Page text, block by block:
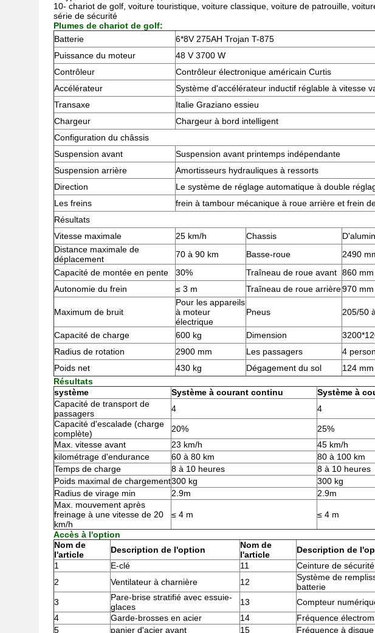
10- chariot de golf, voiture touristique, voiture classique, voiture de patrouille,
série de sécurité
Plumes de chariot de golf:
Batterie
6*8V 275AH Trojan T-875
Puissance du moteur
48 V 3700 W
Contrôleur
Contrôleur électronique américain Curtis
Accélérateur
Système d'accélérateur inductif réglable à vitesse
Transaxe
Italie Graziano essieu
Chargeur
Chargeur à bord intelligent
Configuration du châssis
Suspension avant
Suspension avant printemps indépendante
Suspension arrière
Amortisseurs hydrauliques à ressorts
Direction
Le système de réglage automatique à double
Les freins
frein à tambour mécanique à roue arrière et frein
Résultats
Vitesse maximale
25 km/h Chassis
Distance maximale de
déplacement
70 à 90 km Basse-roue
2490
Capacité de montée en pente
30% Traîneau de roue avant 860 mm
Autonomie du frein
≤ 3 m Traîneau de roue arrière970 mm
Maximum de bruit
Pour les appareils
à moteur
électrique
Pneus 205/50
Capacité de charge 600 kg Dimension
Radius de rotation
2900 mm Les passagers
4
Poids net
430 kg Dégagement du sol
124 mm
Résultats
système
Système à courant continu
Système à
Capacité de transport de
passagers
4
4
Capacité d'escalade (charge
complète)
20%
25%
Max. vitesse avant
23 km/h
45 km/h
kilométrage d'endurance
60 à 80 km
80 à 100 km
Temps de charge
8 à 10 heures
8 à 10 heures
Poids maximal de chargement300 kg
300 kg
Radius de virage min
2.9m
2.9m
Max. mouvement après
freinage à une vitesse de 20
km/h
≤ 4 m ≤ 4 m
Accès à l'option
Nom de
l'article
Description de l'option
Nom de
l'article
Description de
1
E-clé 11
Ceinture de
2
Ventilateur à charnière 12
Système de
batterie
3
Pare-brise stratifié avec essuie-
glaces
13
Compteur
4
Garde-brosses en acier 14
Fréquence
5
panier d'acier avant 15
Fréquence à